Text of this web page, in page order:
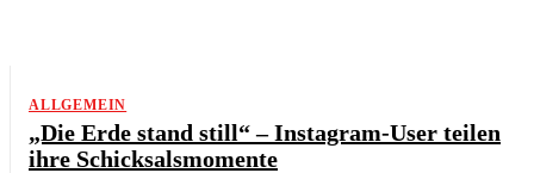
ALLGEMEIN
„Die Erde stand still“ – Instagram-User teilen
ihre Schicksalsmomente